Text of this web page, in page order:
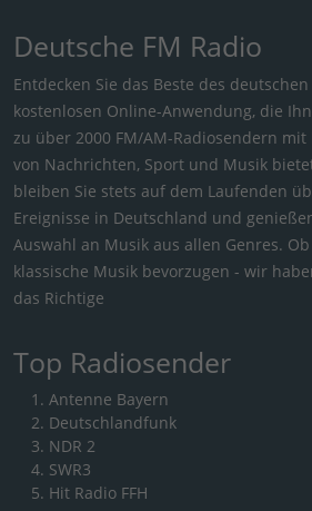
Deutsche FM Radio
Entdecken Sie das Beste des
kostenlosen Online-Anwendung, die
zu über 2000 FM/AM-Radiosendern
von Nachrichten, Sport und Musik
bleiben Sie stets auf dem Laufenden
Ereignisse in Deutschland und
Auswahl an Musik aus allen Genres. Ob
klassische Musik bevorzugen - wir
das Richtige
Top Radiosender
Antenne Bayern
Deutschlandfunk
NDR 2
SWR3
Hit Radio FFH